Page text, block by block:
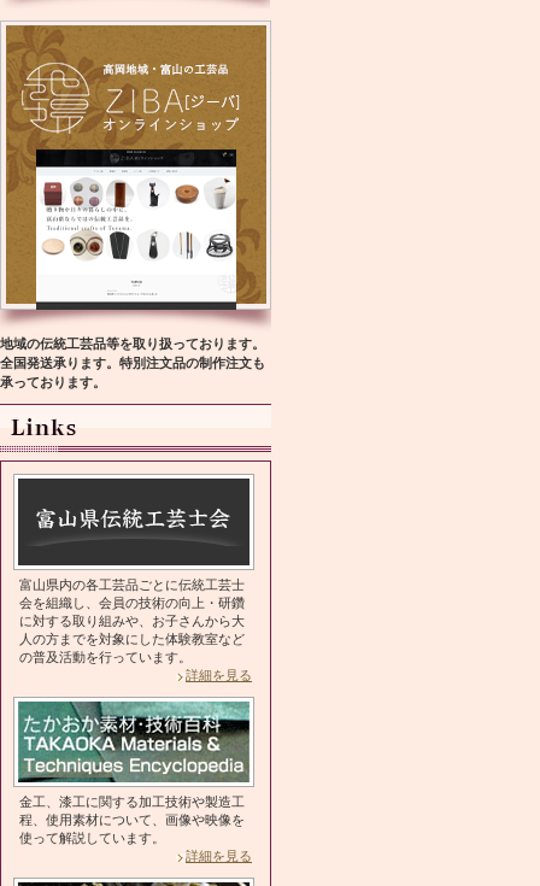
地域の伝統工芸品等を取り扱っております。
全国発送承ります。特別注文品の制作注文も
承っております。
富山県内の各工芸品ごとに伝統工芸士
会を組織し、会員の技術の向上・研鑽
に対する取り組みや、お子さんから大
人の方までを対象にした体験教室など
の普及活動を行っています。
詳細を見る
金工、漆工に関する加工技術や製造工
程、使用素材について、画像や映像を
使って解説しています。
詳細を見る